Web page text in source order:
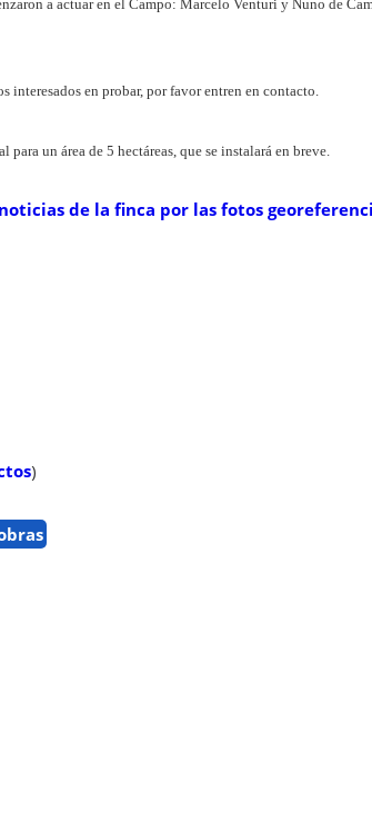
a actuar en el Campo: Marcelo Venturi y Nuno de
interesados en probar, por favor entren en contacto.
un área de 5 hectáreas, que se instalará en breve.
de la finca por las fotos
)